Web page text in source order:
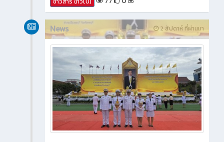
2 สัปดาห์ ที่ผ่านมา
News